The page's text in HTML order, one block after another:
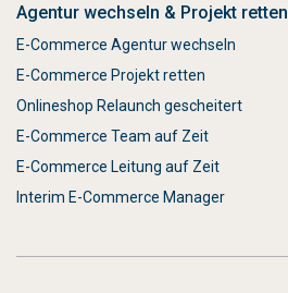
Agentur wechseln & Projekt retten
E-Commerce Agentur wechseln
E-Commerce Projekt retten
Onlineshop Relaunch gescheitert
E-Commerce Team auf Zeit
E-Commerce Leitung auf Zeit
Interim E-Commerce Manager